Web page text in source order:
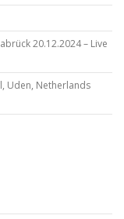
20.12.2024 – Live
Uden, Netherlands